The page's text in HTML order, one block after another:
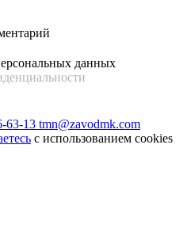
данных
63-13 tmn@zavodmk.com
с использованием cookies